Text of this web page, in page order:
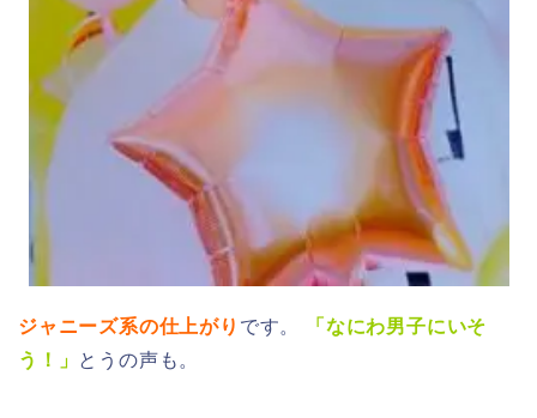
ジャニーズ系の仕上がり です。
「なにわ男子にいそ
う！」 とうの声も。